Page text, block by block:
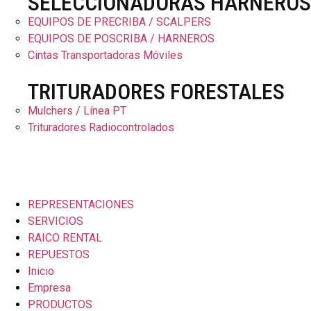
EQUIPOS DE PRECRIBA / SCALPERS
EQUIPOS DE POSCRIBA / HARNEROS
Cintas Transportadoras Móviles
TRITURADORES FORESTALES
Mulchers / Línea PT
Trituradores Radiocontrolados
REPRESENTACIONES
SERVICIOS
RAICO RENTAL
REPUESTOS
Inicio
Empresa
PRODUCTOS